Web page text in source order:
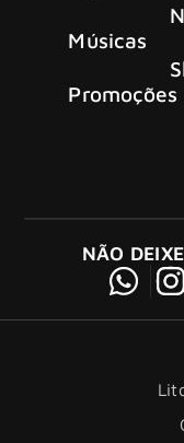
Músicas
Promoções
NÃO